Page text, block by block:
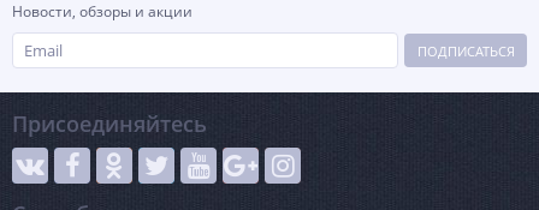
Новости, обзоры и акции
ПОДПИСАТЬСЯ
Присоединяйтесь